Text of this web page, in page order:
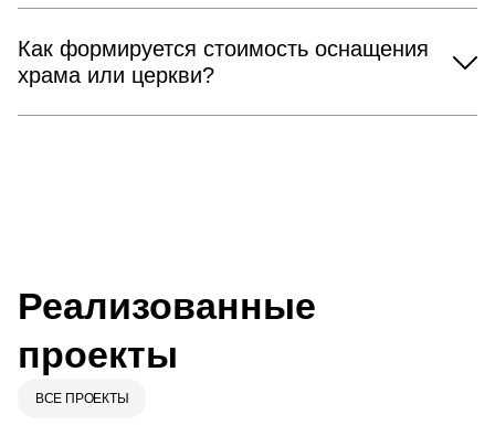
Как формируется стоимость оснащения
храма или церкви?
Реализованные
проекты
ВСЕ ПРОЕКТЫ